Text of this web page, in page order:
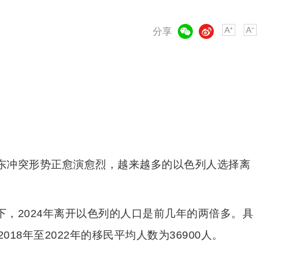
分享
微博
突形势正愈演愈烈，越来越多的以色列人选择离
，2024年离开以色列的人口是前几年的两倍多。具
年至2022年的移民平均人数为36900人。